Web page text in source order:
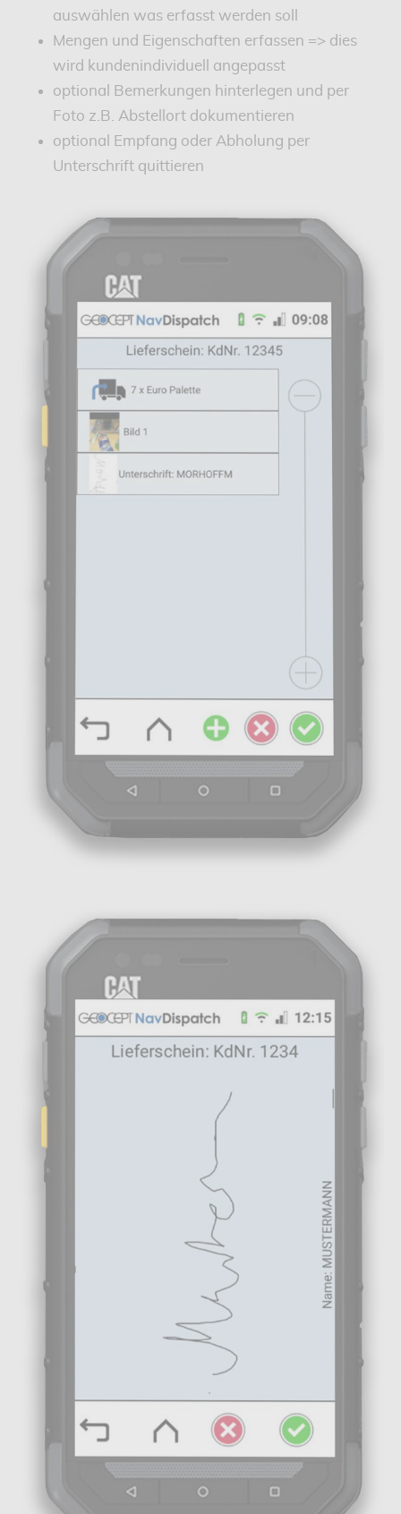
auswählen was erfasst werden soll
Mengen und Eigenschaften erfassen => dies
wird kundenindividuell angepasst
optional Bemerkungen hinterlegen und per
Foto z.B. Abstellort dokumentieren
optional Empfang oder Abholung per
Unterschrift quittieren